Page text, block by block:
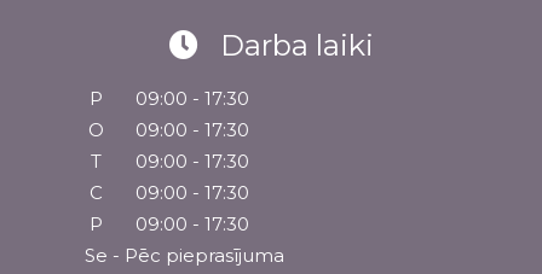
Darba laiki
P
09:00 - 17:30
O
09:00 - 17:30
T
09:00 - 17:30
C
09:00 - 17:30
P
09:00 - 17:30
Se - Pēc pieprasījuma